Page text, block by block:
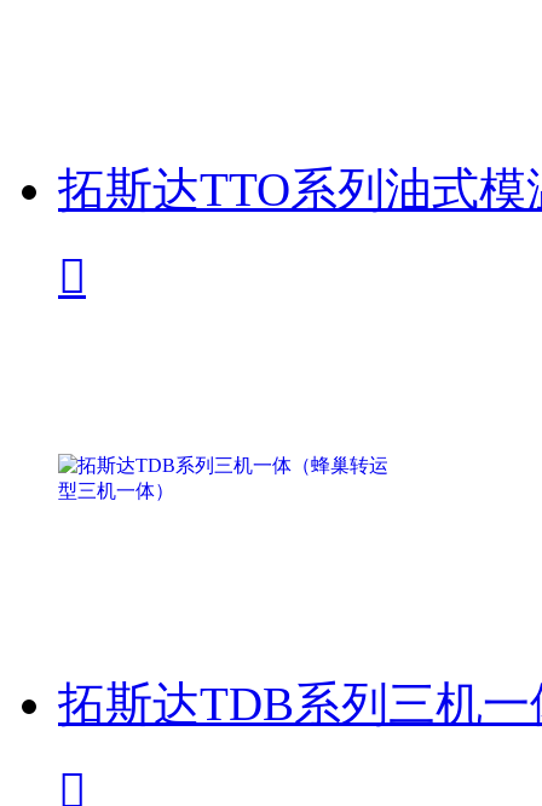
拓斯达TTO系列油式模

拓斯达TDB系列三机
